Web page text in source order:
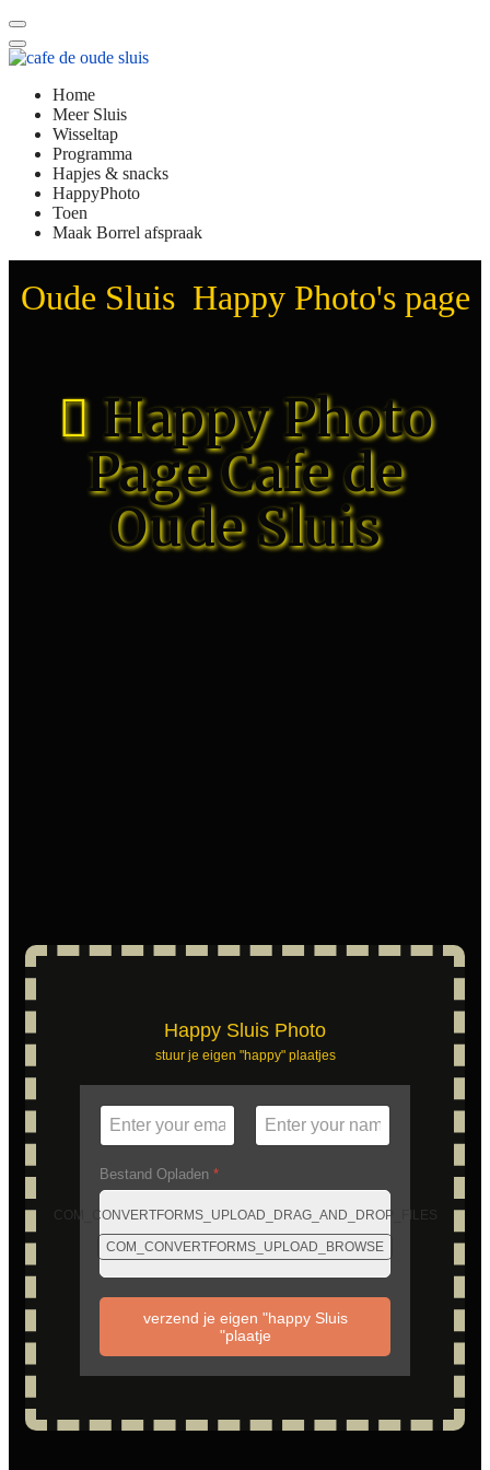
Home
Meer Sluis
Wisseltap
Programma
Hapjes & snacks
HappyPhoto
Toen
Maak Borrel afspraak
Oude Sluis Happy Photo's page
Happy Photo
Page Cafe de
Oude Sluis
Happy Sluis Photo
stuur je eigen "happy" plaatjes
Bestand Opladen *
COM_CONVERTFORMS_UPLOAD_DRAG_AND_DROP_FILES
COM_CONVERTFORMS_UPLOAD_BROWSE
verzend je eigen "happy Sluis
"plaatje